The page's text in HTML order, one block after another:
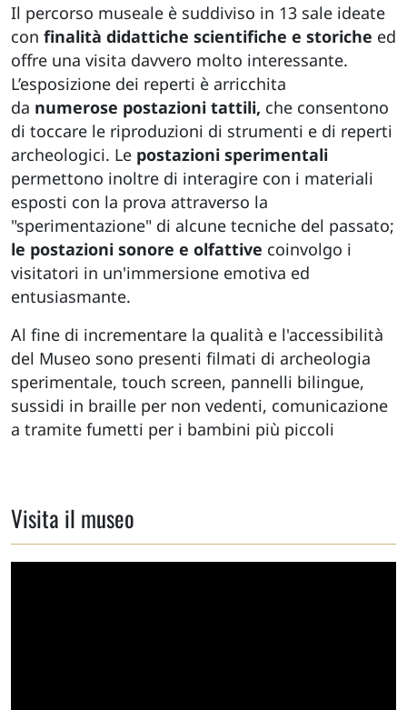
Il percorso museale è suddiviso in 13 sale ideate
con finalità didattiche scientifiche e storiche ed
offre una visita davvero molto interessante.
L’esposizione dei reperti è arricchita
da numerose postazioni tattili, che consentono
di toccare le riproduzioni di strumenti e di reperti
archeologici. Le postazioni sperimentali
permettono inoltre di interagire con i materiali
esposti con la prova attraverso la
"sperimentazione" di alcune tecniche del passato;
le postazioni sonore e olfattive coinvolgo i
visitatori in un'immersione emotiva ed
entusiasmante.
Al fine di incrementare la qualità e l'accessibilità
del Museo sono presenti filmati di archeologia
sperimentale, touch screen, pannelli bilingue,
sussidi in braille per non vedenti, comunicazione
a tramite fumetti per i bambini più piccoli
Visita il museo